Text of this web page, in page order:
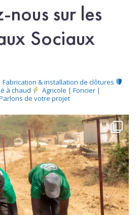
nous sur les
Sociaux
Fabrication & installation de clôtures
à chaud
Agricole | Foncier |
de votre projet